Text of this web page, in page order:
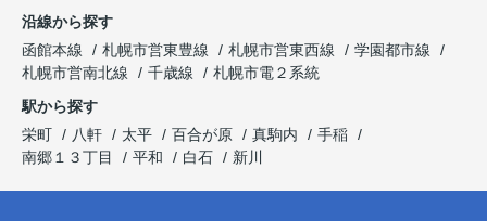
沿線から探す
函館本線
札幌市営東豊線 札幌市営東西線
学園都市線
札幌市営南北線
千歳線
札幌市電２系統
駅から探す
栄町
八軒 太平 百合が原 真駒内
手稲
南郷１３丁目
平和 白石 新川